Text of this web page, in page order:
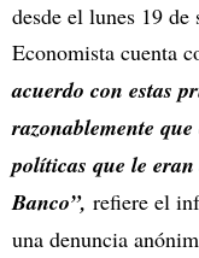
desde el lunes 19
Economista cuenta
acuerdo con estas
razonablemente
políticas que le
Banco”, refiere el
una denuncia